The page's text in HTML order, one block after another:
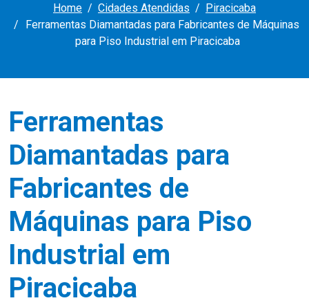
Home Cidades Atendidas
Piracicaba
Ferramentas Diamantadas para Fabricantes de Máquinas
para Piso Industrial em Piracicaba
Ferramentas
Diamantadas para
Fabricantes de
Máquinas para Piso
Industrial em
Piracicaba